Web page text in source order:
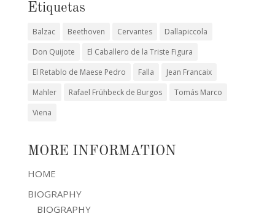
Etiquetas
Balzac Beethoven Cervantes
Dallapiccola
Don Quijote
El Caballero de la Triste Figura
El Retablo de Maese Pedro
Falla
Jean Francaix
Mahler
Rafael Frühbeck de Burgos
Tomás Marco
Viena
MORE INFORMATION
HOME
BIOGRAPHY
BIOGRAPHY